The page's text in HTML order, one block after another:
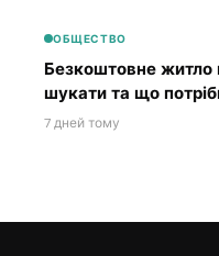
ОБЩЕСТВО
Безкоштовне житло
шукати та що
7 дней тому